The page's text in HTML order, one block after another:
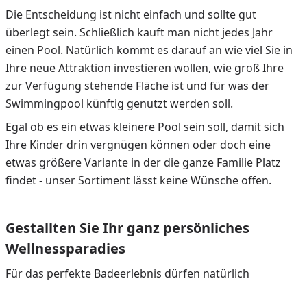
Die Entscheidung ist nicht einfach und sollte gut
überlegt sein. Schließlich kauft man nicht jedes Jahr
einen Pool. Natürlich kommt es darauf an wie viel Sie in
Ihre neue Attraktion investieren wollen, wie groß Ihre
zur Verfügung stehende Fläche ist und für was der
Swimmingpool künftig genutzt werden soll.
Egal ob es ein etwas kleinere Pool sein soll, damit sich
Ihre Kinder drin vergnügen können oder doch eine
etwas größere Variante in der die ganze Familie Platz
findet - unser Sortiment lässt keine Wünsche offen.
Gestallten Sie Ihr ganz persönliches
Wellnessparadies
Für das perfekte Badeerlebnis dürfen natürlich